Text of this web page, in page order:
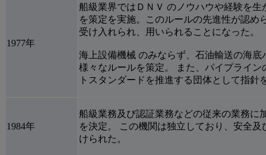
1977年
船級業界ではＤＮＶ のノウハウや経験を
を策定を実施。このルールの先進性が認め
受け入れられ、用いられることになった。
海上設備機械 のみならず、石油輸送の海
様々なルールを策定。 また、パイプライ
トスタンダードを推進する団体として指針
1984年
船級業務及び認証業務などの従来の業務に
を決定。 この機関は独立しており、安全
けられた。